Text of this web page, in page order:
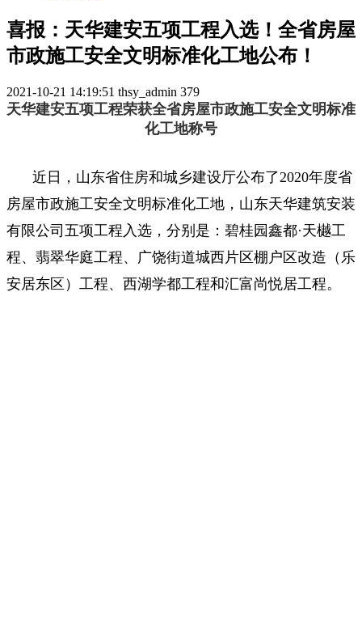
喜报：天华建安五项工程入选！全省房屋
市政施工安全文明标准化工地公布！
2021-10-21 14:19:51 thsy_admin 379
天华建安五项工程荣获全省房屋市政施工安全文明标准
化工地称号
近日，山东省住房和城乡建设厅公布了2020年度省
房屋市政施工安全文明标准化工地，山东天华建筑安装
有限公司五项工程入选，分别是：碧桂园鑫都·天樾工
程、翡翠华庭工程、广饶街道城西片区棚户区改造（乐
安居东区）工程、西湖学都工程和汇富尚悦居工程。